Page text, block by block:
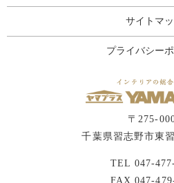
サイトマ
プライバシー
〒275-
千葉県習志野市東
TEL 047-
FAX 047-